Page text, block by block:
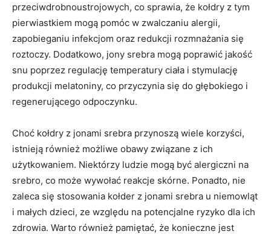
przeciwdrobnoustrojowych,​ co sprawia, że kołdry z tym
pierwiastkiem mogą ⁣pomóc w zwalczaniu alergii,
zapobieganiu infekcjom oraz redukcji rozmnażania się
roztoczy. Dodatkowo, jony srebra mogą poprawić ​jakość
snu poprzez regulację temperatury ciała i stymulację
produkcji melatoniny, co przyczynia się do głębokiego ‌i⁣
regenerującego odpoczynku.
Choć ‌kołdry ‌z jonami srebra przynoszą⁣ wiele korzyści,
istnieją również możliwe obawy związane z ich
użytkowaniem.​ Niektórzy ludzie mogą być alergiczni na
srebro, co może wywołać reakcje skórne. Ponadto, nie
zaleca‍ się stosowania kołder z jonami srebra u​ niemowląt
i małych⁤ dzieci, ze względu na potencjalne ryzyko dla ich
zdrowia. Warto również pamiętać,⁢ że konieczne jest